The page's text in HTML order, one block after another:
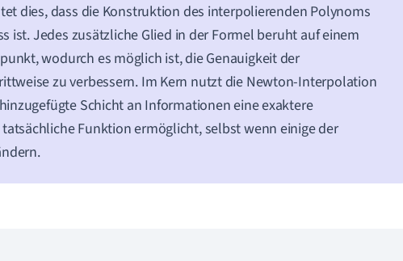
dies, dass die Konstruktion des interpolierenden Polynoms
ist. Jedes zusätzliche Glied in der Formel beruht auf einem
wodurch es möglich ist, die Genauigkeit der
zu verbessern. Im Kern nutzt die Newton-Interpolation
Schicht an Informationen eine exaktere
Funktion ermöglicht, selbst wenn einige der